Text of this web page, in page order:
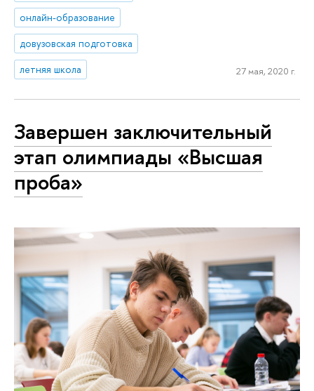
онлайн-образование
довузовская подготовка
летняя школа
27 мая, 2020 г.
Завершен заключительный
этап олимпиады «Высшая
проба»